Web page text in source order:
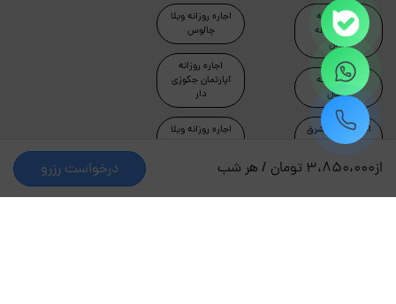
از3،850،000 تومان / هر شب درخواست رزرو
اجاره روزانه
آپارتمان مبله
تهران
اجاره روزانه
ماسال
اجاره روزانه شرق
تهران
اجاره روزانه ویلا
چالوس
اجاره روزانه
آپارتمان جکوزی
دار
اجاره روزانه ویلا